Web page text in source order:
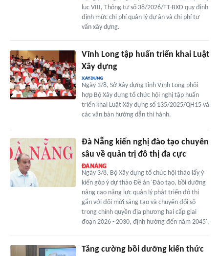
lục VIII, Thông tư số 38/2026/TT-BXD quy định
định mức chi phí quản lý dự án và chi phí tư
vấn xây dựng.
Vĩnh Long tập huấn triển khai Luật
Xây dựng
Ngày 3/8, Sở Xây dựng tỉnh Vĩnh Long phối
hợp Bộ Xây dựng tổ chức hội nghị tập huấn
triển khai Luật Xây dựng số 135/2025/QH15 và
các văn bản hướng dẫn thi hành.
Đà Nẵng kiến nghị đào tạo chuyên
sâu về quản trị đô thị đa cực
Ngày 3/8, Bộ Xây dựng tổ chức hội thảo lấy ý
kiến góp ý dự thảo Đề án 'Đào tạo, bồi dưỡng
nâng cao năng lực quản lý phát triển đô thị
gắn với đổi mới sáng tạo và chuyển đổi số
trong chính quyền địa phương hai cấp giai
đoạn 2026 - 2030, định hướng đến năm 2045'.
Tăng cường bồi dưỡng kiến thức